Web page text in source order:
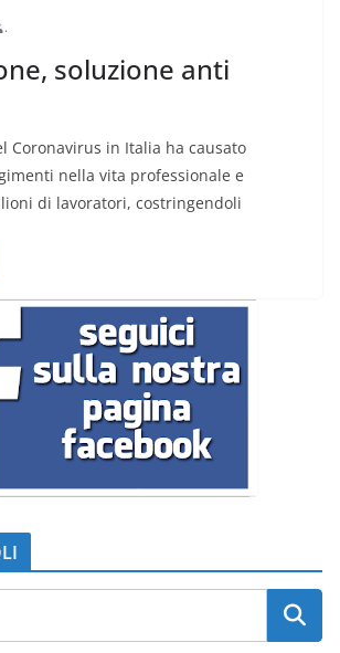
.
soluzione anti
Coronavirus in Italia ha causato
nella vita professionale e
di lavoratori, costringendoli